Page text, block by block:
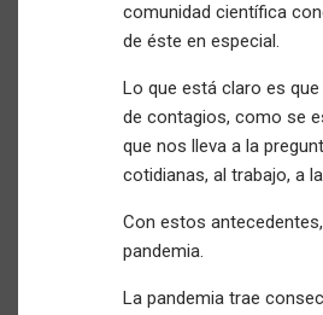
comunidad científica
de éste en especial.
Lo que está claro es
de contagios, como se
que nos lleva a la
cotidianas, al trabajo, a
Con estos
pandemia.
La pandemia trae